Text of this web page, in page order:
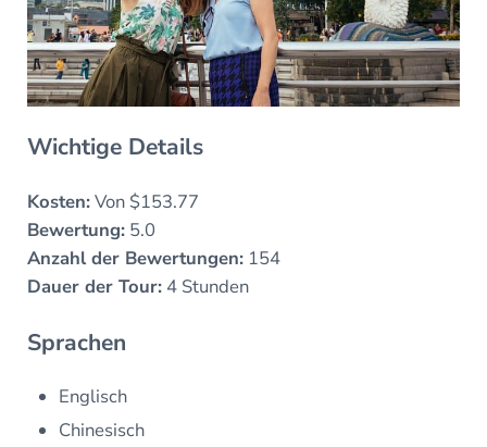
Wichtige Details
Kosten:Von $153.77
Bewertung:5.0
Anzahl der Bewertungen:154
Dauer der Tour:4 Stunden
Sprachen
Englisch
Chinesisch